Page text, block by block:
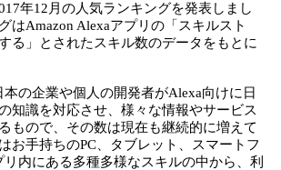
年12月の人気ランキングを発表しまし
はAmazon Alexaアプリの「スキルスト
る」とされたスキル数のデータをもとに
の企業や個人の開発者がAlexa向けに日
知識を対応させ、様々な情報やサービス
もので、その数は現在も継続的に増えて
お手持ちのPC、タブレット、スマートフ
リ内にある多種多様なスキルの中から、利